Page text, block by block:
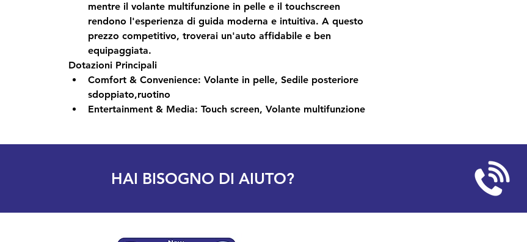
mentre il volante multifunzione in pelle e il touchscreen
rendono l'esperienza di guida moderna e intuitiva. A questo
prezzo competitivo, troverai un'auto affidabile e ben
equipaggiata.
Dotazioni Principali
Comfort & Convenience: Volante in pelle, Sedile posteriore
sdoppiato,ruotino
Entertainment & Media: Touch screen, Volante multifunzione
HAI BISOGNO DI AIUTO?